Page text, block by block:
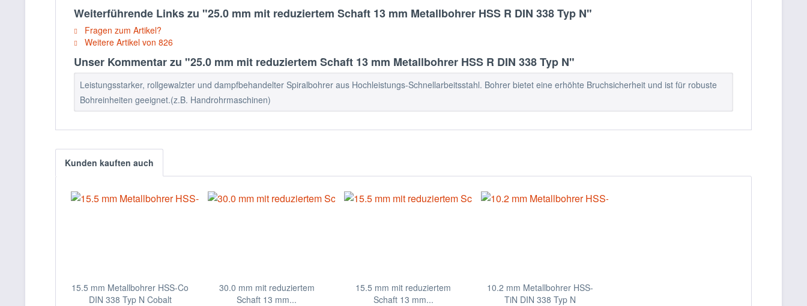
Weiterführende Links zu "25.0 mm mit reduziertem Schaft 13 mm Metallbohrer HSS R DIN 338 Typ N"
Fragen zum Artikel?
Weitere Artikel von 826
Unser Kommentar zu "25.0 mm mit reduziertem Schaft 13 mm Metallbohrer HSS R DIN 338 Typ N"
Leistungsstarker, rollgewalzter und dampfbehandelter Spiralbohrer aus Hochleistungs-Schnellarbeitsstahl. Bohrer bietet eine erhöhte Bruchsicherheit und ist für robuste
Bohreinheiten geeignet.(z.B. Handrohrmaschinen)
Kunden kauften auch
15.5 mm Metallbohrer HSS-Co
DIN 338 Typ N Cobalt
30.0 mm mit reduziertem
Schaft 13 mm...
15.5 mm mit reduziertem
Schaft 13 mm...
10.2 mm Metallbohrer HSS-
TiN DIN 338 Typ N